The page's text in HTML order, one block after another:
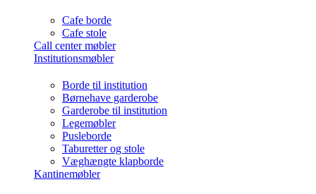
Cafe borde
Cafe stole
Call center møbler
Institutionsmøbler
Borde til institution
Børnehave garderobe
Garderobe til institution
Legemøbler
Pusleborde
Taburetter og stole
Væghængte klapborde
Kantinemøbler